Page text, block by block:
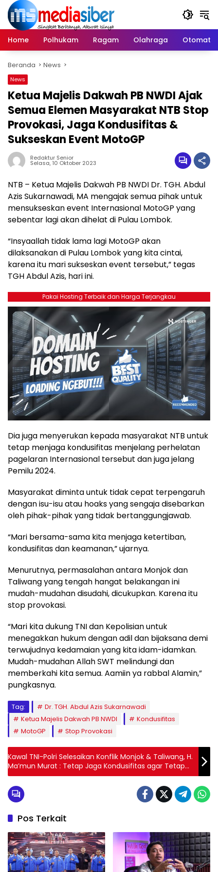
Langsung
konten
Home
Polhukam Ragam Olahraga Otomatif
Beranda News
News
Ketua Majelis Dakwah PB NWDI Ajak
Semua Elemen Masyarakat NTB Stop
Provokasi, Jaga Kondusifitas &
Sukseskan Event MotoGP
Redaktur Senior
Selasa, 10 Oktober 2023
NTB – Ketua Majelis Dakwah PB NWDI Dr. TGH. Abdul
Azis Sukarnawadi, MA mengajak semua pihak untuk
mensukseskan event Internasional MotoGP yang
sebentar lagi akan dihelat di Pulau Lombok.
“Insyaallah tidak lama lagi MotoGP akan
dilaksanakan di Pulau Lombok yang kita cintai,
karena itu mari sukseskan event tersebut,” tegas
TGH Abdul Azis, hari ini.
Pakai Hosting Terbaik dan Harga Terjangkau
Dia juga menyerukan kepada masyarakat NTB untuk
tetap menjaga kondusifitas menjelang perhelatan
pagelaran Internasional tersebut dan juga jelang
Pemilu 2024.
Masyarakat diminta untuk tidak cepat terpengaruh
dengan isu-isu atau hoaks yang sengaja disebarkan
oleh pihak-pihak yang tidak bertanggungjawab.
“Mari bersama-sama kita menjaga ketertiban,
kondusifitas dan keamanan,” ujarnya.
Menurutnya, permasalahan antara Monjok dan
Taliwang yang tengah hangat belakangan ini
mudah-mudahan disudahi, dicukupkan. Karena itu
stop provokasi.
“Mari kita dukung TNI dan Kepolisian untuk
menegakkan hukum dengan adil dan bijaksana demi
terwujudnya kedamaian yang kita idam-idamkan.
Mudah-mudahan Allah SWT melindungi dan
memberkahi kita semua. Aamiin ya rabbal Alamin,”
pungkasnya.
Tag:
Dr. TGH. Abdul Azis Sukarnawadi
Ketua Majelis Dakwah PB NWDI
Kondusifitas
MotoGP
Stop Provokasi
Kawal TNI-Polri Selesaikan Konflik Monjok & Taliwang, H.
Ma’mun Murat : Tetap Jaga Kondusifitas agar Tetap
Aman
Pos Terkait